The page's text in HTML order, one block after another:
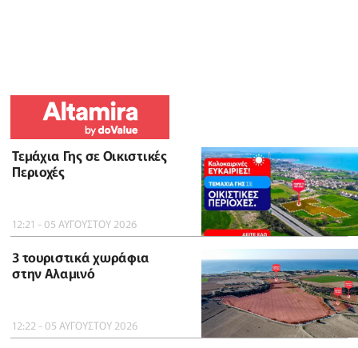
Τεμάχια Γης σε Οικιστικές
Περιοχές
12:21 - 05 ΑΥΓΟΥΣΤΟΥ 2026
3 τουριστικά χωράφια
στην Αλαμινό
12:22 - 05 ΑΥΓΟΥΣΤΟΥ 2026